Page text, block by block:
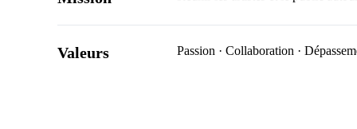
Valeurs Passion · Collaboration ·